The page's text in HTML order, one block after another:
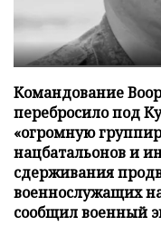
Командование
перебросило под
«огромную
нацбатальонов и
сдерживания
военнослужащих
сообщил военный